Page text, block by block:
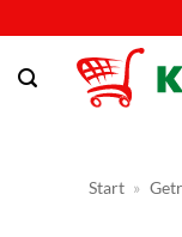
springen
Start »